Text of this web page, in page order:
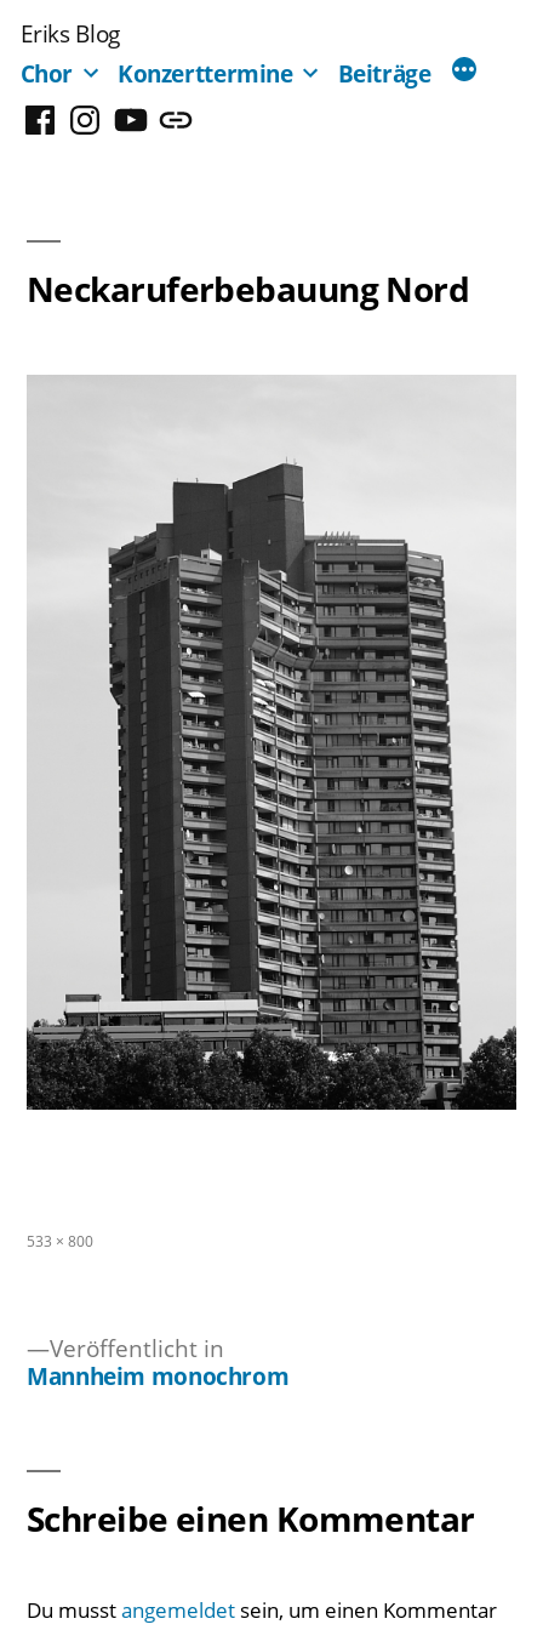
Inhalt
springen
Eriks Blog
Chor
Konzerttermine Beiträge
FacebookInstagram
YouTubeMastodon
Neckaruferbebauung Nord
Originalgröße
533 × 800
Veröffentlicht in
Mannheim monochrom
Schreibe einen Kommentar
Du musstangemeldet sein, um einen Kommentar